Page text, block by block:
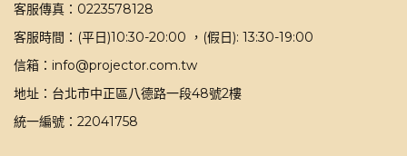
客服傳真：0223578128
客服時間：(平日)10:30-20:00 ，(假日): 13:30-19:00
信箱：info@projector.com.tw
地址：台北市中正區八德路一段48號2樓
統一編號：22041758